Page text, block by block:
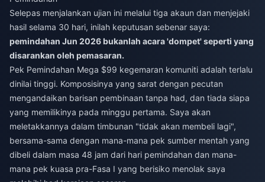
Selepas menjalankan ujian ini melalui tiga akaun dan menjejaki
hasil selama 30 hari, inilah keputusan sebenar saya:
pemindahan Jun 2026 bukanlah acara 'dompet' seperti yang
disarankan oleh pemasaran.
Pek Pemindahan Mega $99 kegemaran komuniti adalah terlalu
dinilai tinggi. Komposisinya yang sarat dengan pecutan
mengandaikan barisan pembinaan tanpa had, dan tiada siapa
yang memilikinya pada minggu pertama. Saya akan
meletakkannya dalam timbunan "tidak akan membeli lagi",
bersama-sama dengan mana-mana pek sumber mentah yang
dibeli dalam masa 48 jam dari hari pemindahan dan mana-
mana pek kuasa pra-Fasa I yang berisiko menolak saya